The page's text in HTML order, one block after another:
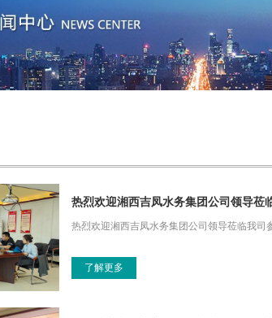
热烈欢迎湘西吉凤水务集团公司领导莅
热烈欢迎湘西吉凤水务集团公司领导莅临我司
了解更多